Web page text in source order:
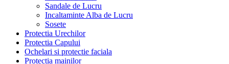
Sandale de Lucru
Incaltaminte Alba de Lucru
Sosete
Protectia Urechilor
Protectia Capului
Ochelari si protectie faciala
Protectia mainilor